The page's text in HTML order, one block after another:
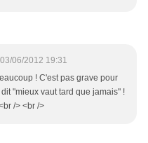
03/06/2012 19:31
! C'est pas grave pour
"mieux vaut tard que jamais" !
/> <br />